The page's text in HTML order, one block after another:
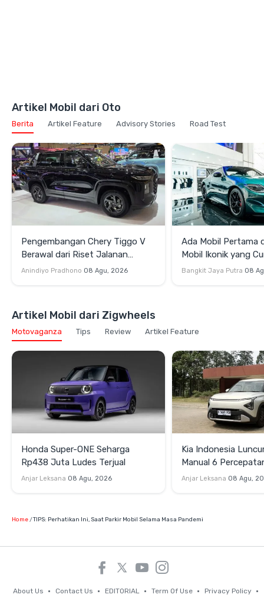
Artikel Mobil dari Oto
Berita Artikel Feature Advisory Stories Road Test
Pengembangan Chery Tiggo V
Berawal dari Riset Jalanan
Indonesia
Anindiyo Pradhono 08 Agu, 2026
Ada Mobil Pertama
Mobil Ikonik yang
di GIIAS 2026
Bangkit Jaya Putra 08
Artikel Mobil dari Zigwheels
Motovaganza Tips Review Artikel Feature
Honda Super-ONE Seharga
Rp438 Juta Ludes Terjual
Anjar Leksana 08 Agu, 2026
Kia Indonesia
Manual 6
Rp269 Juta
Anjar Leksana 08 Agu,
Home TIPS: Perhatikan Ini, Saat Parkir Mobil Selama Masa Pandemi
About Us Contact Us EDITORIAL Term Of Use Privacy Policy